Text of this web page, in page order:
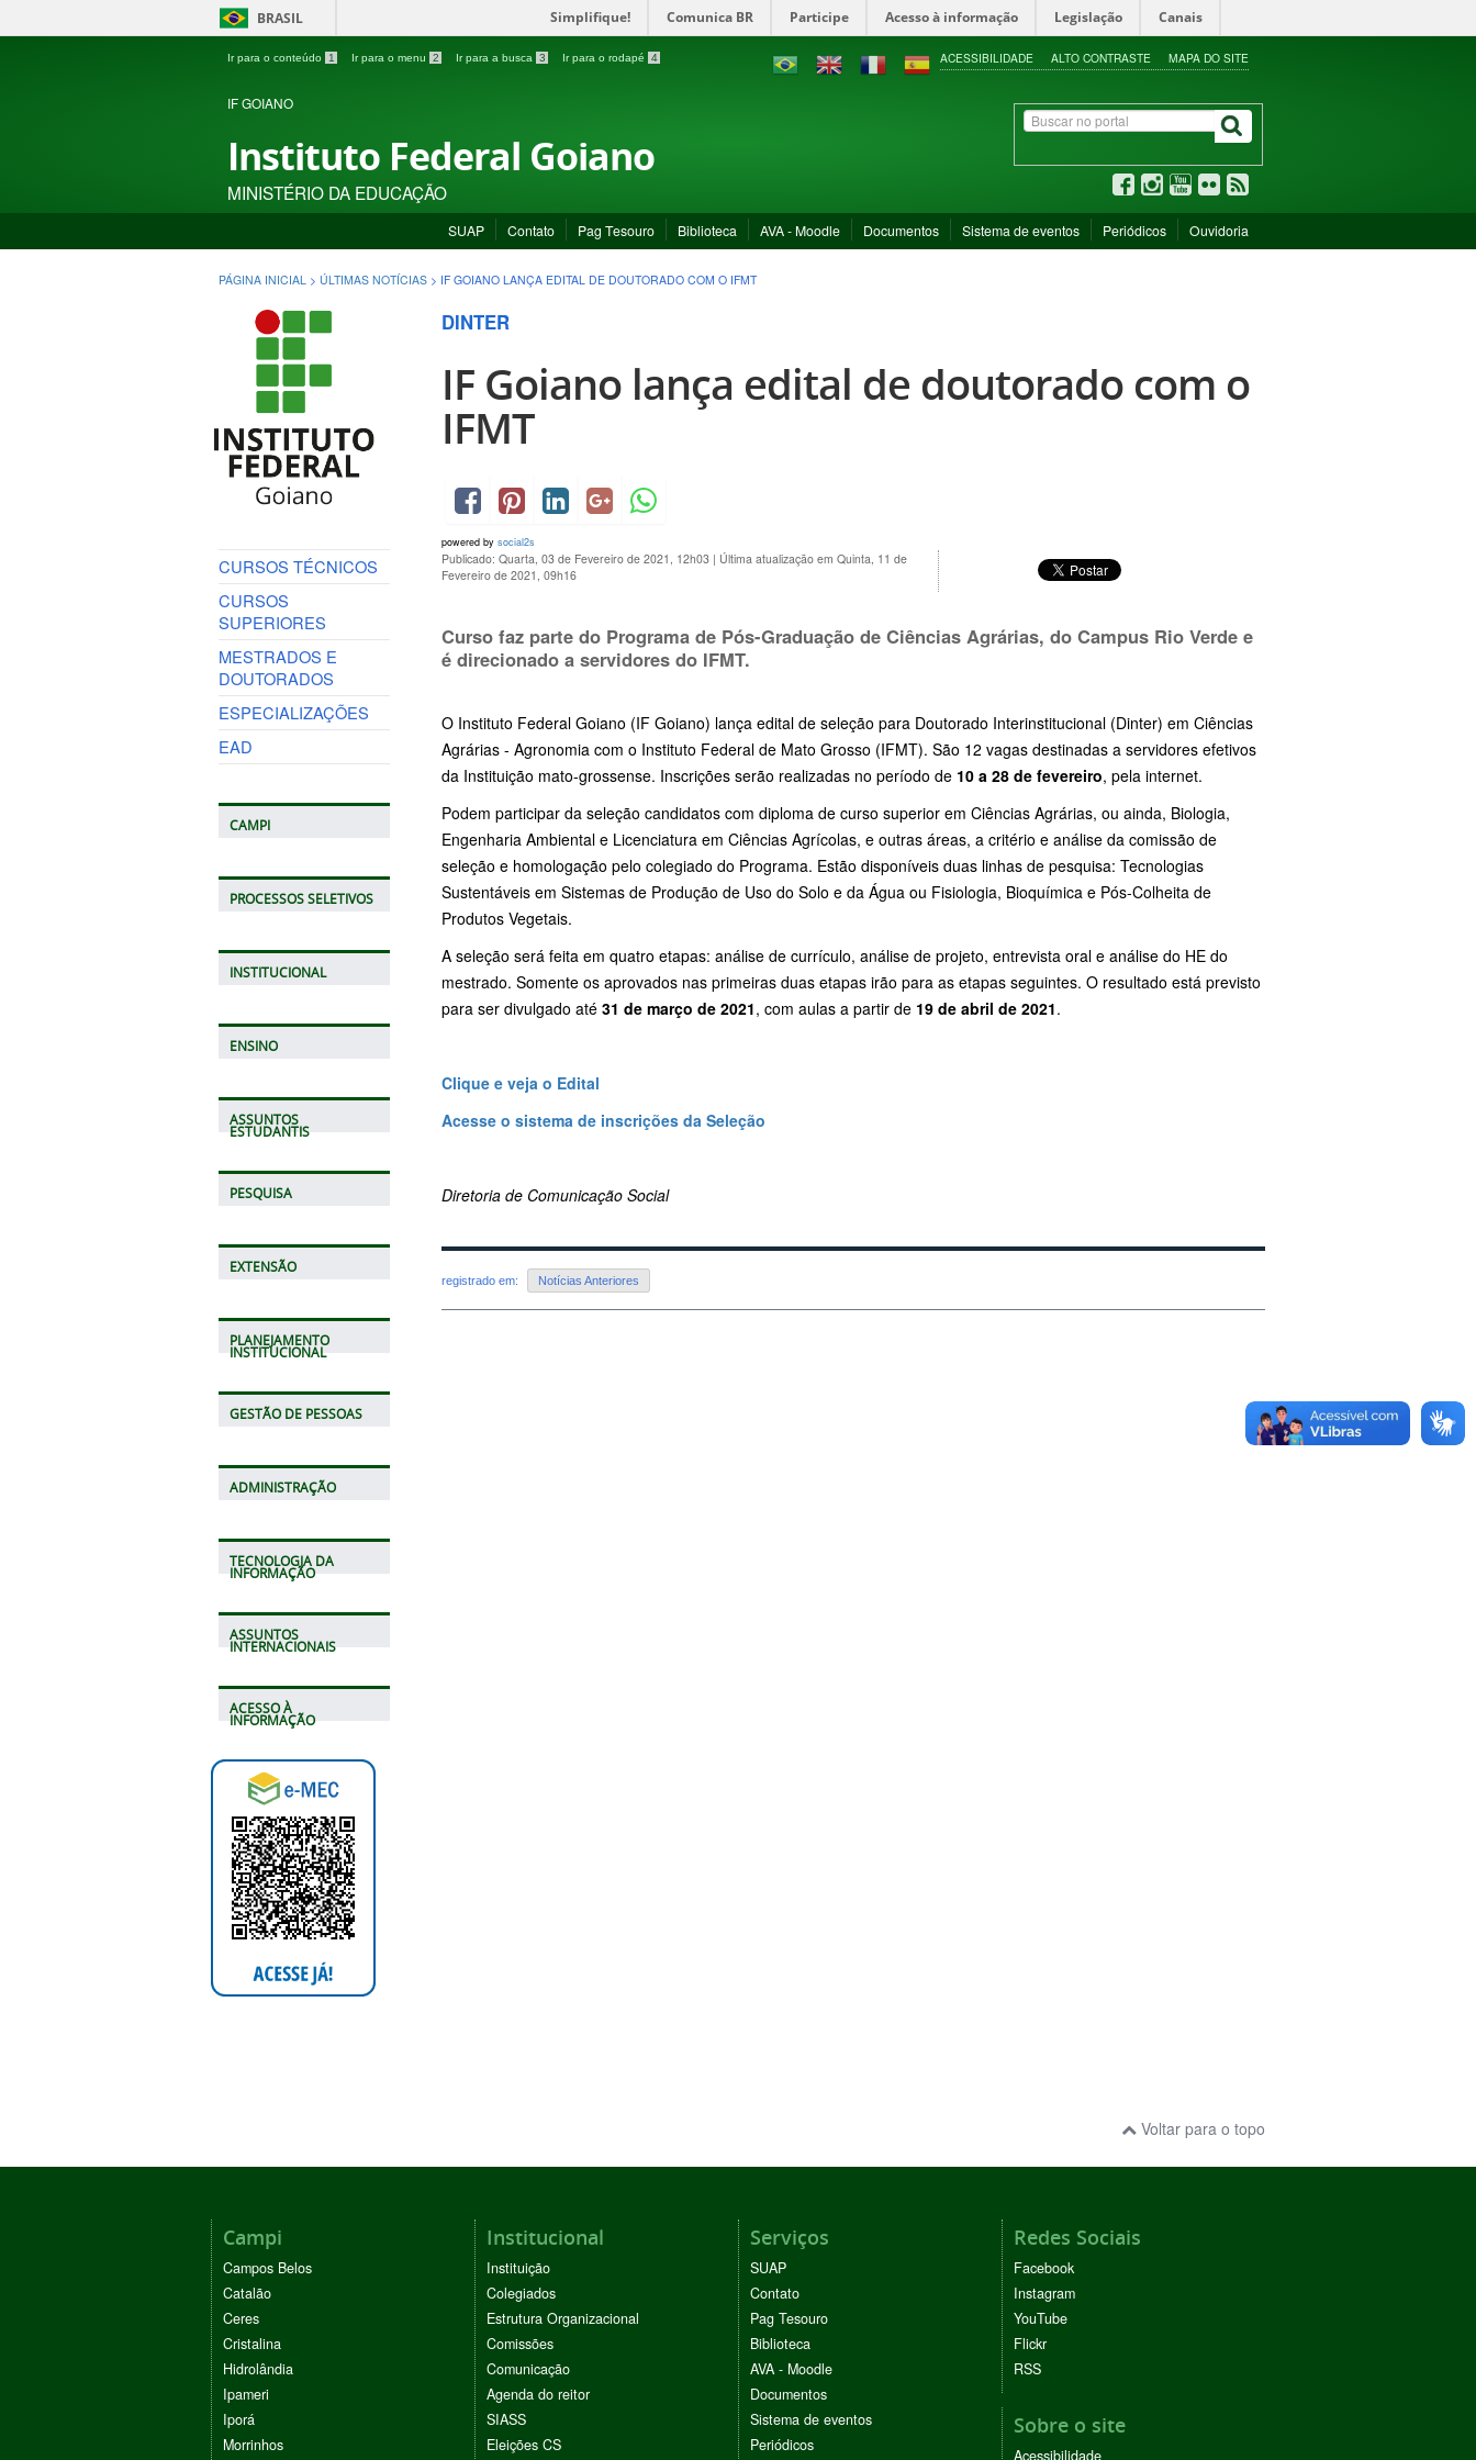
BRASIL Simplifique! Comunica BR Participe Acesso à informação Legislação Canais
Ir para o conteúdo 1 Ir para o menu 2 Ir para a busca 3 Ir para o rodapé 4 ACESSIBILIDADE ALTO CONTRASTE MAPA DO SITE
IF GOIANO
Instituto Federal Goiano
MINISTÉRIO DA EDUCAÇÃO
SUAP Contato Pag Tesouro Biblioteca AVA - Moodle Documentos Sistema de eventos Periódicos Ouvidoria
PÁGINA INICIAL > ÚLTIMAS NOTÍCIAS > IF GOIANO LANÇA EDITAL DE DOUTORADO COM O IFMT
CURSOS TÉCNICOS
CURSOS
SUPERIORES
MESTRADOS E
DOUTORADOS
ESPECIALIZAÇÕES
EAD
CAMPI
PROCESSOS SELETIVOS
INSTITUCIONAL
ENSINO
ASSUNTOS
ESTUDANTIS
PESQUISA
EXTENSÃO
PLANEJAMENTO
INSTITUCIONAL
GESTÃO DE PESSOAS
ADMINISTRAÇÃO
TECNOLOGIA DA
INFORMAÇÃO
ASSUNTOS
INTERNACIONAIS
ACESSO À
INFORMAÇÃO
DINTER
IF Goiano lança edital de doutorado com o
IFMT
powered by social2s
Publicado: Quarta, 03 de Fevereiro de 2021, 12h03 | Última atualização em Quinta, 11 de
Fevereiro de 2021, 09h16
Curso faz parte do Programa de Pós-Graduação de Ciências Agrárias, do Campus Rio Verde e
é direcionado a servidores do IFMT.
O Instituto Federal Goiano (IF Goiano) lança edital de seleção para Doutorado Interinstitucional (Dinter) em Ciências
Agrárias - Agronomia com o Instituto Federal de Mato Grosso (IFMT). São 12 vagas destinadas a servidores efetivos
da Instituição mato-grossense. Inscrições serão realizadas no período de 10 a 28 de fevereiro, pela internet.
Podem participar da seleção candidatos com diploma de curso superior em Ciências Agrárias, ou ainda, Biologia,
Engenharia Ambiental e Licenciatura em Ciências Agrícolas, e outras áreas, a critério e análise da comissão de
seleção e homologação pelo colegiado do Programa. Estão disponíveis duas linhas de pesquisa: Tecnologias
Sustentáveis em Sistemas de Produção de Uso do Solo e da Água ou Fisiologia, Bioquímica e Pós-Colheita de
Produtos Vegetais.
A seleção será feita em quatro etapas: análise de currículo, análise de projeto, entrevista oral e análise do HE do
mestrado. Somente os aprovados nas primeiras duas etapas irão para as etapas seguintes. O resultado está previsto
para ser divulgado até 31 de março de 2021, com aulas a partir de 19 de abril de 2021.
Clique e veja o Edital
Acesse o sistema de inscrições da Seleção
Diretoria de Comunicação Social
registrado em: Notícias Anteriores
Voltar para o topo
Campi
Campos Belos
Catalão
Ceres
Cristalina
Hidrolândia
Ipameri
Iporá
Morrinhos
Institucional
Instituição
Colegiados
Estrutura Organizacional
Comissões
Comunicação
Agenda do reitor
SIASS
Eleições CS
Serviços
SUAP
Contato
Pag Tesouro
Biblioteca
AVA - Moodle
Documentos
Sistema de eventos
Periódicos
Redes Sociais
Facebook
Instagram
YouTube
Flickr
RSS
Sobre o site